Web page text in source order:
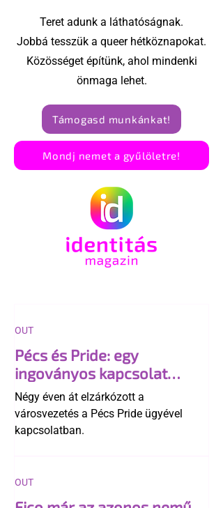
Teret adunk a láthatóságnak.
Jobbá tesszük a queer hétköznapokat.
Közösséget építünk, ahol mindenki
önmaga lehet.
Támogasd munkánkat!
Mondj nemet a gyűlöletre!
Pécs és Pride: egy
ingoványos kapcsolat
története
Négy éven át elzárkózott a
városvezetés a Pécs Pride ügyével
kapcsolatban.
OUT
OUT